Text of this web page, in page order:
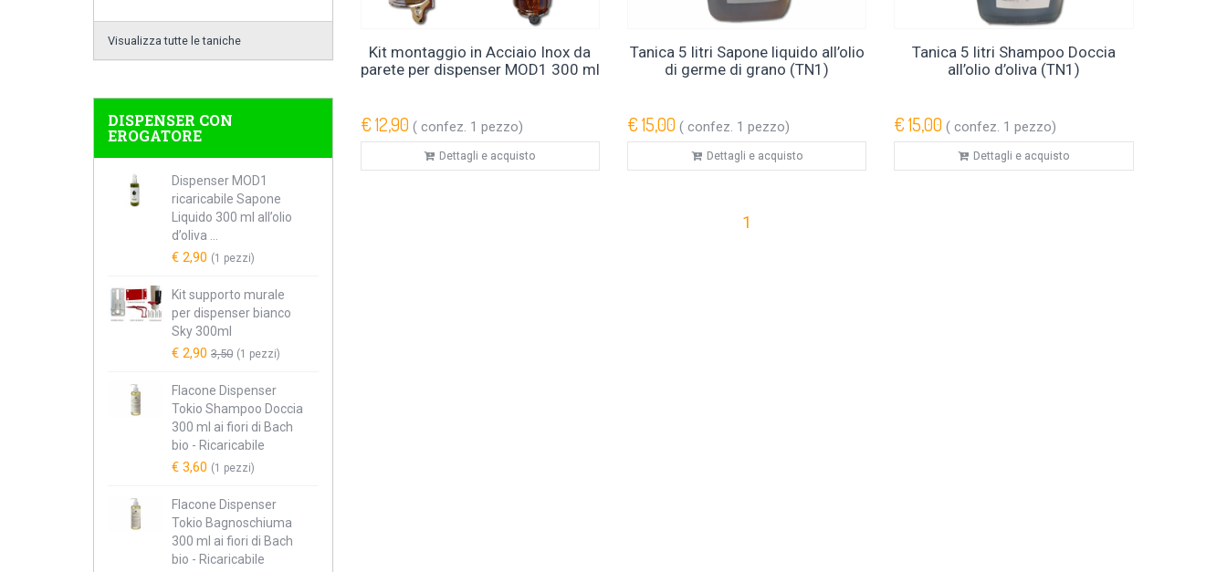
Visualizza tutte le taniche
DISPENSER CON
EROGATORE
Dispenser MOD1
ricaricabile Sapone
Liquido 300 ml all’olio
d’oliva ...
€ 2,90 (1 pezzi)
Kit supporto murale
per dispenser bianco
Sky 300ml
€ 2,90 3,50 (1 pezzi)
Flacone Dispenser
Tokio Shampoo Doccia
300 ml ai fiori di Bach
bio - Ricaricabile
€ 3,60 (1 pezzi)
Flacone Dispenser
Tokio Bagnoschiuma
300 ml ai fiori di Bach
bio - Ricaricabile
Kit montaggio in Acciaio Inox da
parete per dispenser MOD1 300 ml
€ 12,90 ( confez. 1 pezzo)
Dettagli e acquisto
Tanica 5 litri Sapone liquido all’olio
di germe di grano (TN1)
€ 15,00 ( confez. 1 pezzo)
Dettagli e acquisto
Tanica 5 litri Shampoo Doccia
all’olio d’oliva (TN1)
€ 15,00 ( confez. 1 pezzo)
Dettagli e acquisto
1